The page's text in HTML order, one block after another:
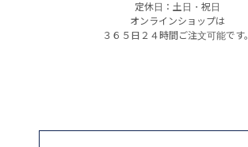
定休日：土日・祝日
オンラインショップは
３６５日２４時間ご注文可能です。